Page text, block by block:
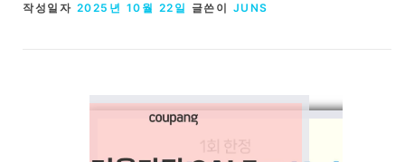
작성일자 2025년 10월 22일 글쓴이 JUNS